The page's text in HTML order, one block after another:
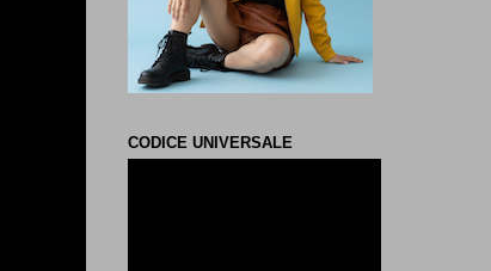
CODICE UNIVERSALE